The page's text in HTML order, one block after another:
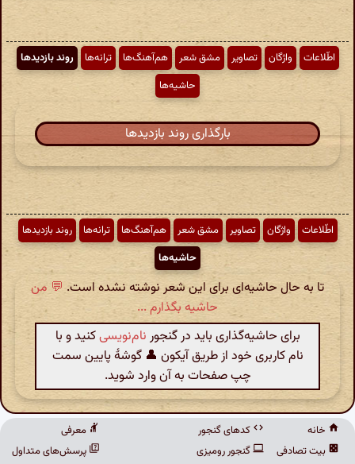
اطّلاعات واژگان تصاویر مشق شعر هم‌آهنگ‌ها ترانه‌ها
روند بازدیدها
حاشیه‌ها
بارگذاری روند بازدیدها
اطّلاعات واژگان تصاویر مشق شعر هم‌آهنگ‌ها ترانه‌ها
روند بازدیدها
حاشیه‌ها
تا به حال حاشیه‌ای برای این شعر نوشته نشده است.💬 من
حاشیه بگذارم ...
برای حاشیه‌گذاری باید در گنجور نام‌نویسیکنید و با
نام کاربری خود از طریق آیکون 👤 گوشهٔ پایین سمت
چپ صفحات به آن وارد شوید.
خانه
بیت تصادفی
کدهای گنجور
گنجور رومیزی
معرفی
پرسش‌های متداول